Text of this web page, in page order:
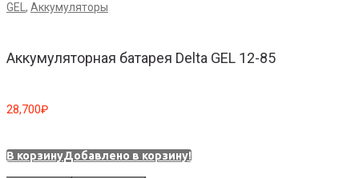
GEL, Аккумуляторы
Аккумуляторная батарея Delta GEL 12-85
28,700₽
В корзинуДобавлено в корзину!